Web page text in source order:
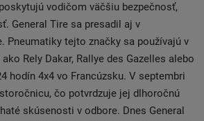
vodičom väčšiu bezpečnosť,
General Tire sa presadil aj v
Pneumatiky tejto značky sa používajú v
Rely Dakar, Rallye des Gazelles alebo
hodín 4x4 vo Francúzsku. V septembri
čo potvrdzuje jej dlhoročnú
skúsenosti v odbore. Dnes General